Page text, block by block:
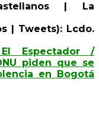
| La
| Tweets): Lcdo.
Espectador /
piden que se
en Bogotá